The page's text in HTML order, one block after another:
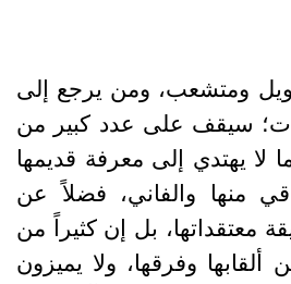
ومتشعب، ومن يرجع إلى
سيقف على عدد كبير من
لا يهتدي إلى معرفة قديمها
منها والفاني، فضلاً عن
معتقداتها، بل إن كثيراً من
ألقابها وفرقها، ولا يميزون